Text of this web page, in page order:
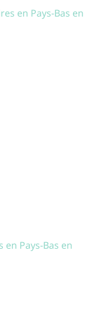
en Pays-Bas en
Pays-Bas en